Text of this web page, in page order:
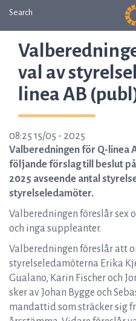
Search
val av
linea AB
08:25 15/05 - 2025
Valberedningen för Q-linea
följande förslag till beslut
2025 avseende antal
styrelseledamöter.
Valberedningen föreslår sex
och inga suppleanter.
Valberedningen föreslår att
styrelseledamöterna Erika
Gualano, Karin Fischer och
sker av Johan Bygge och
mandattid som sträcker sig